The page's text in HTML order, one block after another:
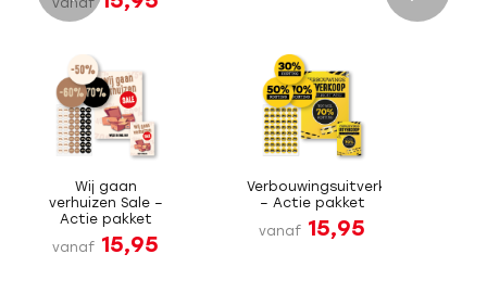
vanaf
Wij gaan
verhuizen Sale –
Actie pakket
vanaf 15,95
Verbouwingsuitverkoop
– Actie pakket
vanaf 15,95